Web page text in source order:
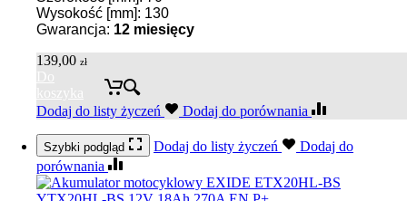
Wysokość [mm]: 130
Gwarancja: 12 miesięcy
139,00 zł
Do
koszyka
Dodaj do listy życzeń
Dodaj do porównania
Szybki podgląd Dodaj do listy życzeń
Dodaj do
porównania